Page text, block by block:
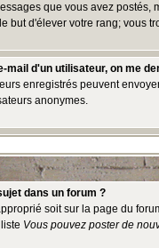
que vous avez
but d'élever votre rang; vous
mail d'un utilisateur, on me
enregistrés peuvent
anonymes.
dans un forum ?
soit sur la page du
Vous pouvez poster de